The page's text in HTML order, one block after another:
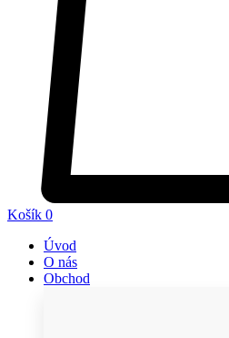
Košík 0
Úvod
O nás
Obchod